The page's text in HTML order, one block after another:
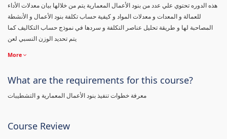
هذه الدوره تحتوي علي عدد من بنود الأعمال المعمارية يتم من خلالها بيان معدلات الأداء
للعمالة و المعدات و معدلات المواد و كيفية حساب تكلفة بنود الأعمال و الأنشطة
المصاحبة لها و طريقة تحليل عناصر التكلفة و سردها في نموذج حساب التكاليف كما
يتم تحديد الوزن النسبي لعن
More
What are the requirements for this course?
معرفة خطوات تنفيذ بنود الأعمال المعمارية و التشطيبات
Course Review